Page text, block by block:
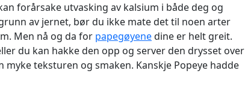
forårsake utvasking av kalsium i både deg og
av jernet, bør du ikke mate det til noen arter
Men nå og da for papegøyenedine er helt greit.
du kan hakke den opp og server den drysset over
myke teksturen og smaken. Kanskje Popeye hadde